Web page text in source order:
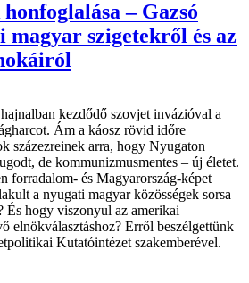
– Gazsó
magyar szigetekről és az
kezdődő szovjet invázióval a
Ám a káosz rövid időre
százezreinek arra, hogy Nyugaton
de kommunizmusmentes – új életet.
forradalom- és Magyarország-képet
a nyugati magyar közösségek sorsa
És hogy viszonyul az amerikai
elnökválasztáshoz? Erről beszélgettünk
Kutatóintézet szakemberével.